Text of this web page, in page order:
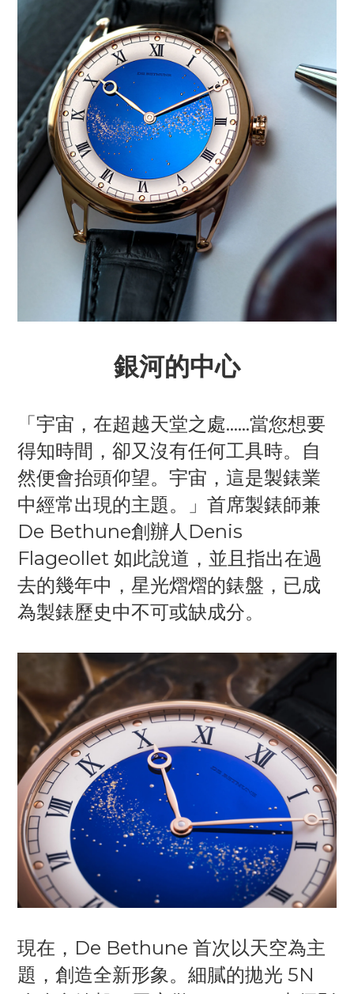
銀河的中心
「宇宙，在超越天堂之處……當您想要
得知時間，卻又沒有任何工具時。自
然便會抬頭仰望。宇宙，這是製錶業
中經常出現的主題。」首席製錶師兼
De Bethune創辦人Denis
Flageollet 如此說道，並且指出在過
去的幾年中，星光熠熠的錶盤，已成
為製錶歷史中不可或缺成分。
現在，De Bethune 首次以天空為主
題，創造全新形象。細膩的拋光 5N